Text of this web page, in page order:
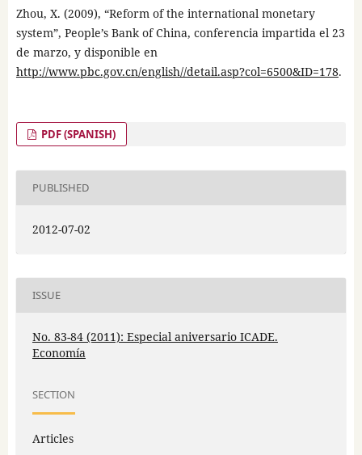
Zhou, X. (2009), “Reform of the international monetary
system”, People’s Bank of China, conferencia impartida el 23
de marzo, y disponible en
http://www.pbc.gov.cn/english//detail.asp?col=6500&ID=178.
PDF (SPANISH)
PUBLISHED
2012-07-02
ISSUE
No. 83-84 (2011): Especial aniversario ICADE.
Economía
SECTION
Articles